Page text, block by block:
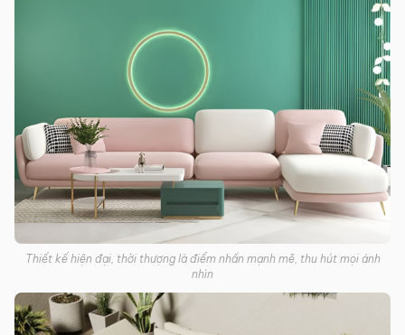
Thiết kế hiện đại, thời thượng là điểm nhấn mạnh mẽ, thu hút mọi ánh
nhìn